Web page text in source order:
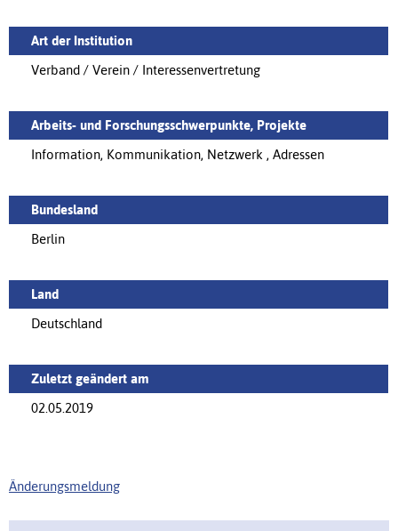
Art der Institution
Verband / Verein / Interessenvertretung
Arbeits- und Forschungsschwerpunkte, Projekte
Information, Kommunikation, Netzwerk , Adressen
Bundesland
Berlin
Land
Deutschland
Zuletzt geändert am
02.05.2019
Änderungsmeldung